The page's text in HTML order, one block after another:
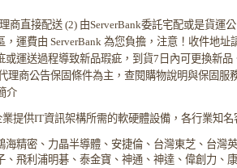
商直接配送 (2) 由ServerBank委託宅配或是貨運
運費由 ServerBank 為您負擔，注意！收件地址
或運送過程導致新品瑕疵，到貨7日內可更換新品
理商公告保固條件為主，查閱購物說明與保固服
介
業提供IT資訊架構所需的軟硬體設備，各行業知名
海精密、力晶半導體、安捷倫、台灣東芝、台灣
、飛利浦明碁、泰金寶、神通、神達、偉創力、